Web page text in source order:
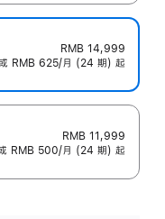
RMB 14,999
RMB 625/月 (24 期) 起
RMB 11,999
RMB 500/月 (24 期) 起